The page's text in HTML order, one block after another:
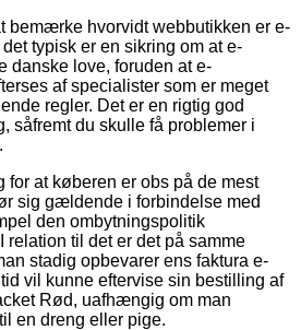
bemærke hvorvidt webbutikken er e-
typisk er en sikring om at e-
danske love, foruden at e-
af specialister som er meget
regler. Det er en rigtig god
såfremt du skulle få problemer i
for at køberen er obs på de mest
sig gældende i forbindelse med
den ombytningspolitik
relation til det er det på samme
stadig opbevarer ens faktura e-
vil kunne eftervise sin bestilling af
Rød, uafhængig om man
en dreng eller pige.